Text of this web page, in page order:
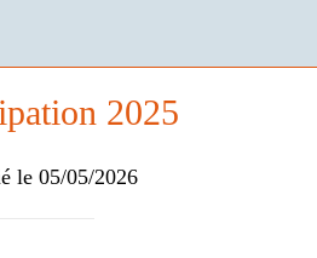
2025
le 05/05/2026